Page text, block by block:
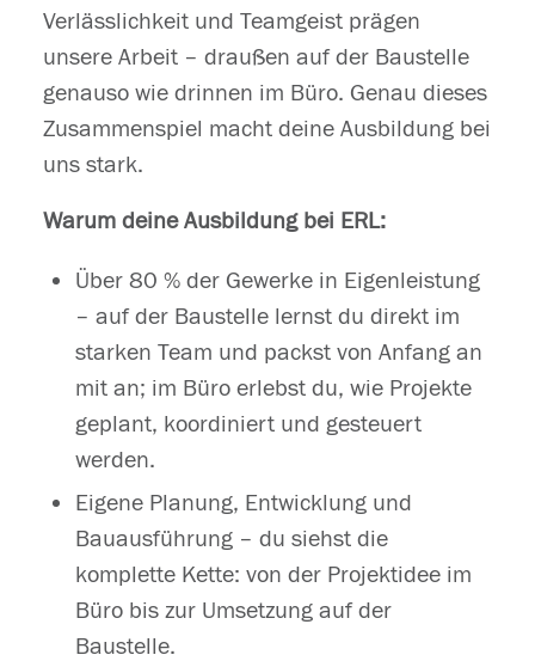
Verlässlichkeit und Teamgeist prägen
unsere Arbeit – draußen auf der Baustelle
genauso wie drinnen im Büro. Genau dieses
Zusammenspiel macht deine Ausbildung bei
uns stark.
Warum deine Ausbildung bei ERL:
Über 80 % der Gewerke in Eigenleistung
– auf der Baustelle lernst du direkt im
starken Team und packst von Anfang an
mit an; im Büro erlebst du, wie Projekte
geplant, koordiniert und gesteuert
werden.
Eigene Planung, Entwicklung und
Bauausführung – du siehst die
komplette Kette: von der Projektidee im
Büro bis zur Umsetzung auf der
Baustelle.